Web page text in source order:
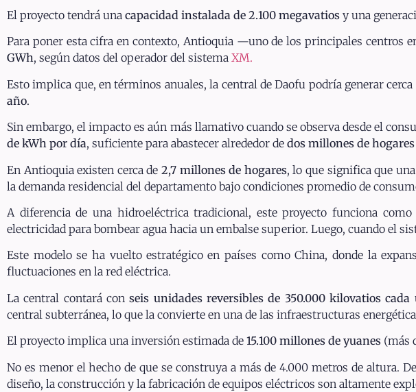
El proyecto tendrá una capacidad instalada de 2.100 megavatios y una
Para poner esta cifra en contexto, Antioquia —uno de los principales centros
GWh, según datos del operador del sistema XM.
Esto implica que, en términos anuales, la central de Daofu podría generar
año.
Sin embargo, el impacto es aún más llamativo cuando se observa desde el
de kWh por día, suficiente para abastecer alrededor de dos millones de
En Antioquia existen cerca de2,7 millones de hogares, lo que significa que
la demanda residencial del departamento bajo condiciones promedio de
A diferencia de una hidroeléctrica tradicional, este proyecto funciona
electricidad para bombear agua hacia un embalse superior. Luego, cuando el
Este modelo se ha vuelto estratégico en países como China, donde la
fluctuaciones en la red eléctrica.
La central contará conseis unidades reversibles de 350.000 kilovatios cada
central subterránea, lo que la convierte en una de las infraestructuras
El proyecto implica una inversión estimada de 15.100 millones de yuanes (más
No es menor el hecho de que se construya a más de 4.000 metros de altura.
diseño, la construcción y la fabricación de equipos eléctricos son altamente